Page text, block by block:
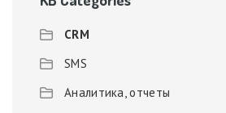
CRM
SMS
Аналитика, отчеты